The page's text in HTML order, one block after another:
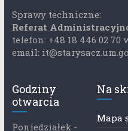
Sprawy techniczne:
Referat
telefon: +48 18 446 02 70
email:
Godziny
otwarcia
Poniedziałek -
Na
Mapa